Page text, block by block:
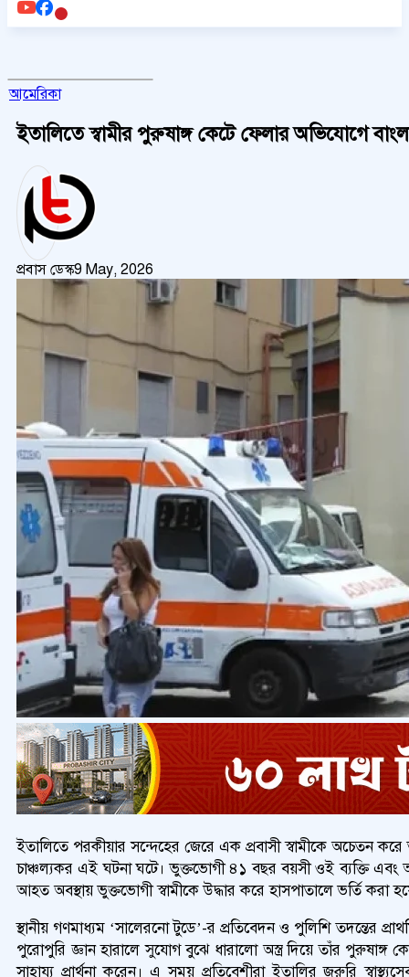
আমেরিকা
ইতালিতে স্বামীর পুরুষাঙ্গ কেটে ফেলার অভিযোগে
প্রবাস ডেস্ক9 May, 2026
ইতালিতে পরকীয়ার সন্দেহের জেরে এক প্রবাসী স্বামীকে অচেতন
চাঞ্চল্যকর এই ঘটনা ঘটে। ভুক্তভোগী ৪১ বছর বয়সী ওই ব্যক্তি এবং
আহত অবস্থায় ভুক্তভোগী স্বামীকে উদ্ধার করে হাসপাতালে ভর্তি করা
স্থানীয় গণমাধ্যম ‘সালেরনো টুডে’-র প্রতিবেদন ও পুলিশি তদন্তের
পুরোপুরি জ্ঞান হারালে সুযোগ বুঝে ধারালো অস্ত্র দিয়ে তাঁর পুরুষাঙ্গ
সাহায্য প্রার্থনা করেন। এ সময় প্রতিবেশীরা ইতালির জরুরি